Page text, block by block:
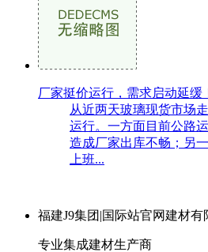
厂家挺价运行，需求启动延缓
从近两天玻璃现货市场
运行。一方面目前公路
造成厂家出库不畅；另
上班...
福建J9集团|国际站官网建材有
专业集成建材生产商